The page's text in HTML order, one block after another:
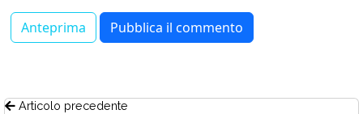
Articolo precedente